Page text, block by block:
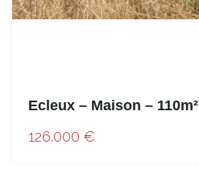
Ecleux – Maison – 110m²
126.000 €